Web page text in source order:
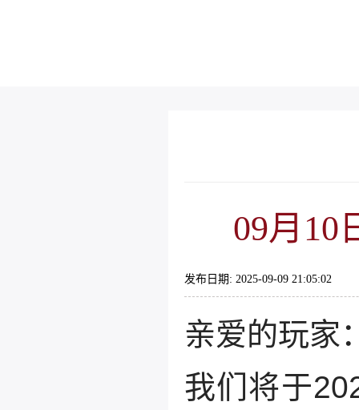
09月10
发布日期: 2025-09-09 21:05:02
亲爱的玩家
我们将于